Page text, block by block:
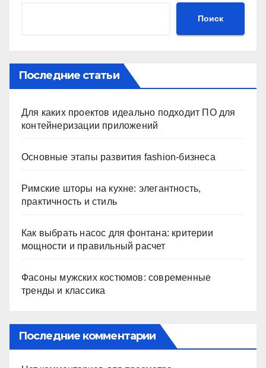
Поиск
Последние статьи
Для каких проектов идеально подходит ПО для
контейнеризации приложений
Основные этапы развития fashion-бизнеса
Римские шторы на кухне: элегантность,
практичность и стиль
Как выбрать насос для фонтана: критерии
мощности и правильный расчет
Фасоны мужских костюмов: современные
тренды и классика
Последние комментарии